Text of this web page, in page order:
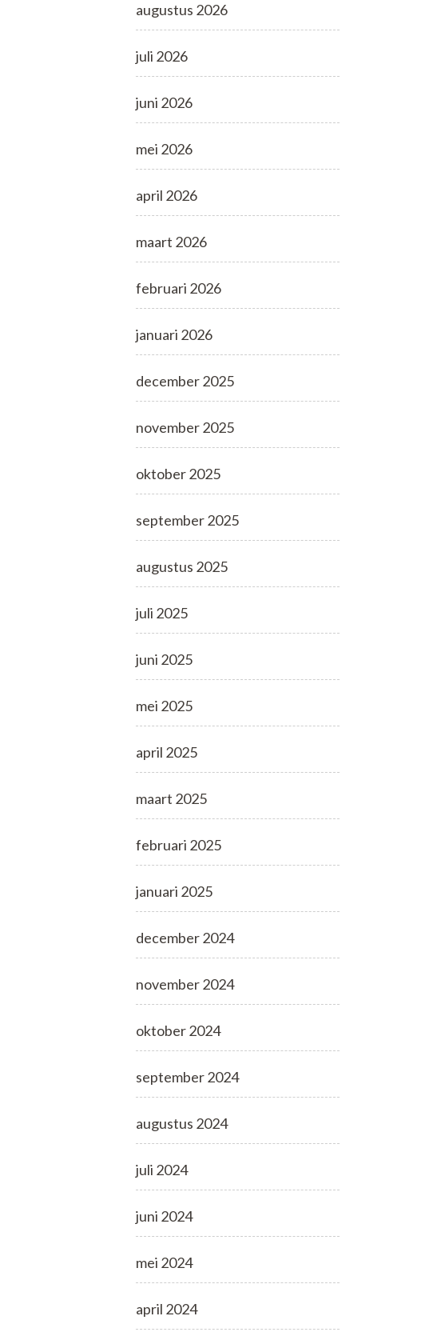
augustus 2026
juli 2026
juni 2026
mei 2026
april 2026
maart 2026
februari 2026
januari 2026
december 2025
november 2025
oktober 2025
september 2025
augustus 2025
juli 2025
juni 2025
mei 2025
april 2025
maart 2025
februari 2025
januari 2025
december 2024
november 2024
oktober 2024
september 2024
augustus 2024
juli 2024
juni 2024
mei 2024
april 2024